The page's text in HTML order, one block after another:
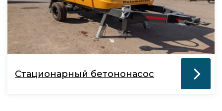
Стационарный бетононасос